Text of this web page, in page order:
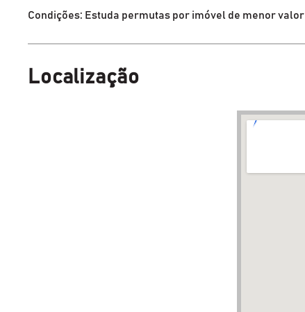
Condições: Estuda permutas por imóvel de menor valor
Localização